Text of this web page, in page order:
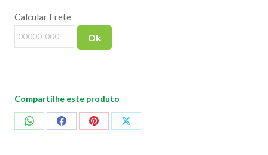
Média
250g
quantidade
Calcular Frete
Ok
Compartilhe este produto
CompartilharCompartilharCompartilharCompartilhar